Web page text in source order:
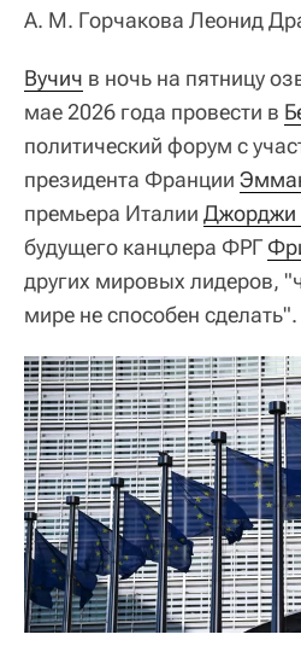
А. М. Горчакова Леонид
Вучич в ночь на пятницу
мае 2026 года провести в
политический форум с
президента Франции
премьера Италии Джорджи
будущего канцлера ФРГ
других мировых лидеров,
мире не способен сделать".